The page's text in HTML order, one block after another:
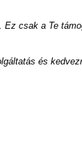
csak a Te
és